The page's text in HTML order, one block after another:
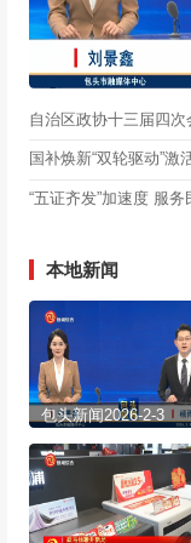
自治区政协十三届四次
国补焕新“双轮驱动”激
“五证齐发”加速度 服务
本地新闻
包头新闻2026-2-3